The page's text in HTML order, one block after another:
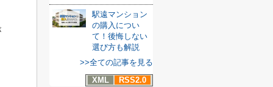
駅遠マンション
の購入につい
て！後悔しない
選び方も解説
>>全ての記事を見る
XML
RSS2.0